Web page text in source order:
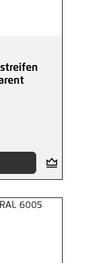
von 4.9 von 5